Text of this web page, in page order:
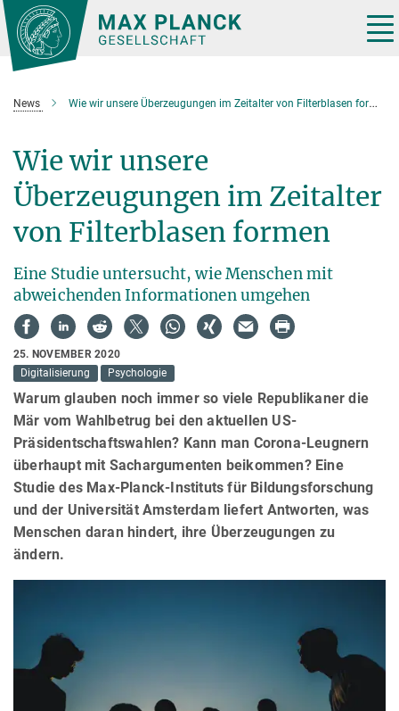
Hauptinhalt
News Wie wir unsere Überzeugungen im Zeitalter von Filterblasen formen
Wie wir unsere
Überzeugungen im Zeitalter
von Filterblasen formen
Eine Studie untersucht, wie Menschen mit
abweichenden Informationen umgehen
25. NOVEMBER 2020
Digitalisierung
Psychologie
Warum glauben noch immer so viele Republikaner die
Mär vom Wahlbetrug bei den aktuellen US-
Präsidentschaftswahlen? Kann man Corona-Leugnern
überhaupt mit Sachargumenten beikommen? Eine
Studie des Max-Planck-Instituts für Bildungsforschung
und der Universität Amsterdam liefert Antworten, was
Menschen daran hindert, ihre Überzeugungen zu
ändern.